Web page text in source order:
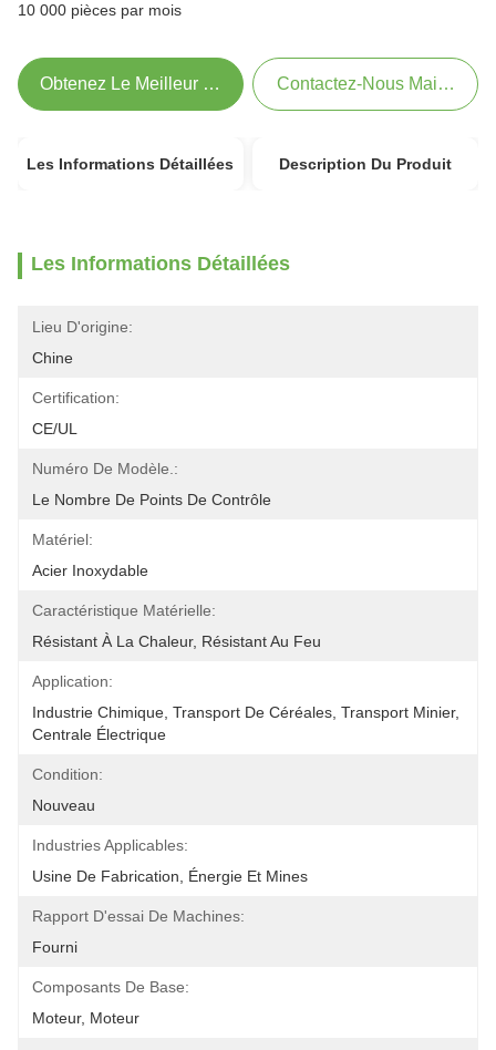
10 000 pièces par mois
Obtenez Le Meilleur Prix Contactez-Nous Maintenant
Les Informations Détaillées Description Du Produit
Les Informations Détaillées
Lieu D'origine:
Chine
Certification:
CE/UL
Numéro De Modèle.:
Le Nombre De Points De Contrôle
Matériel:
Acier Inoxydable
Caractéristique Matérielle:
Résistant À La Chaleur, Résistant Au Feu
Application:
Industrie Chimique, Transport De Céréales, Transport Minier,
Centrale Électrique
Condition:
Nouveau
Industries Applicables:
Usine De Fabrication, Énergie Et Mines
Rapport D'essai De Machines:
Fourni
Composants De Base:
Moteur, Moteur